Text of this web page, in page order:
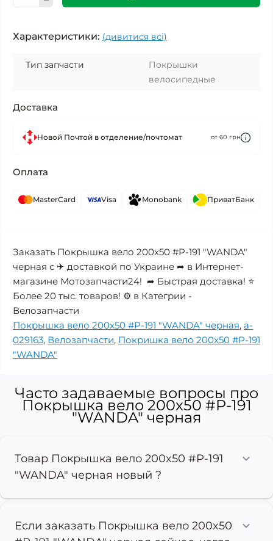
Характеристики: (дивитися всі)
Тип запчасти
Покрышки
велосипедные
Доставка
Новой Почтой в отделение/почтомат от 60 грн
Оплата
MasterCard Visa Monobank ПриватБанк
Заказать Покрышка вело 200x50 #P-191 "WANDA"
черная с ✈ доставкой по Украине ➦ в Интернет-
магазине Мотозапчасти24! ➦ Быстрая доставка! ⭐
Более 20 тыс. товаров! ⚙️ в Категрии -
Велозапчасти
Покрышка вело 200x50 #P-191 "WANDA" черная, a-
029163, Велозапчасти, Покришка вело 200x50 #P-191
"WANDA"
Часто задаваемые вопросы про
Покрышка вело 200x50 #P-191
"WANDA" черная
Товар Покрышка вело 200x50 #P-191
"WANDA" черная новый ?
Если заказать Покрышка вело 200x50